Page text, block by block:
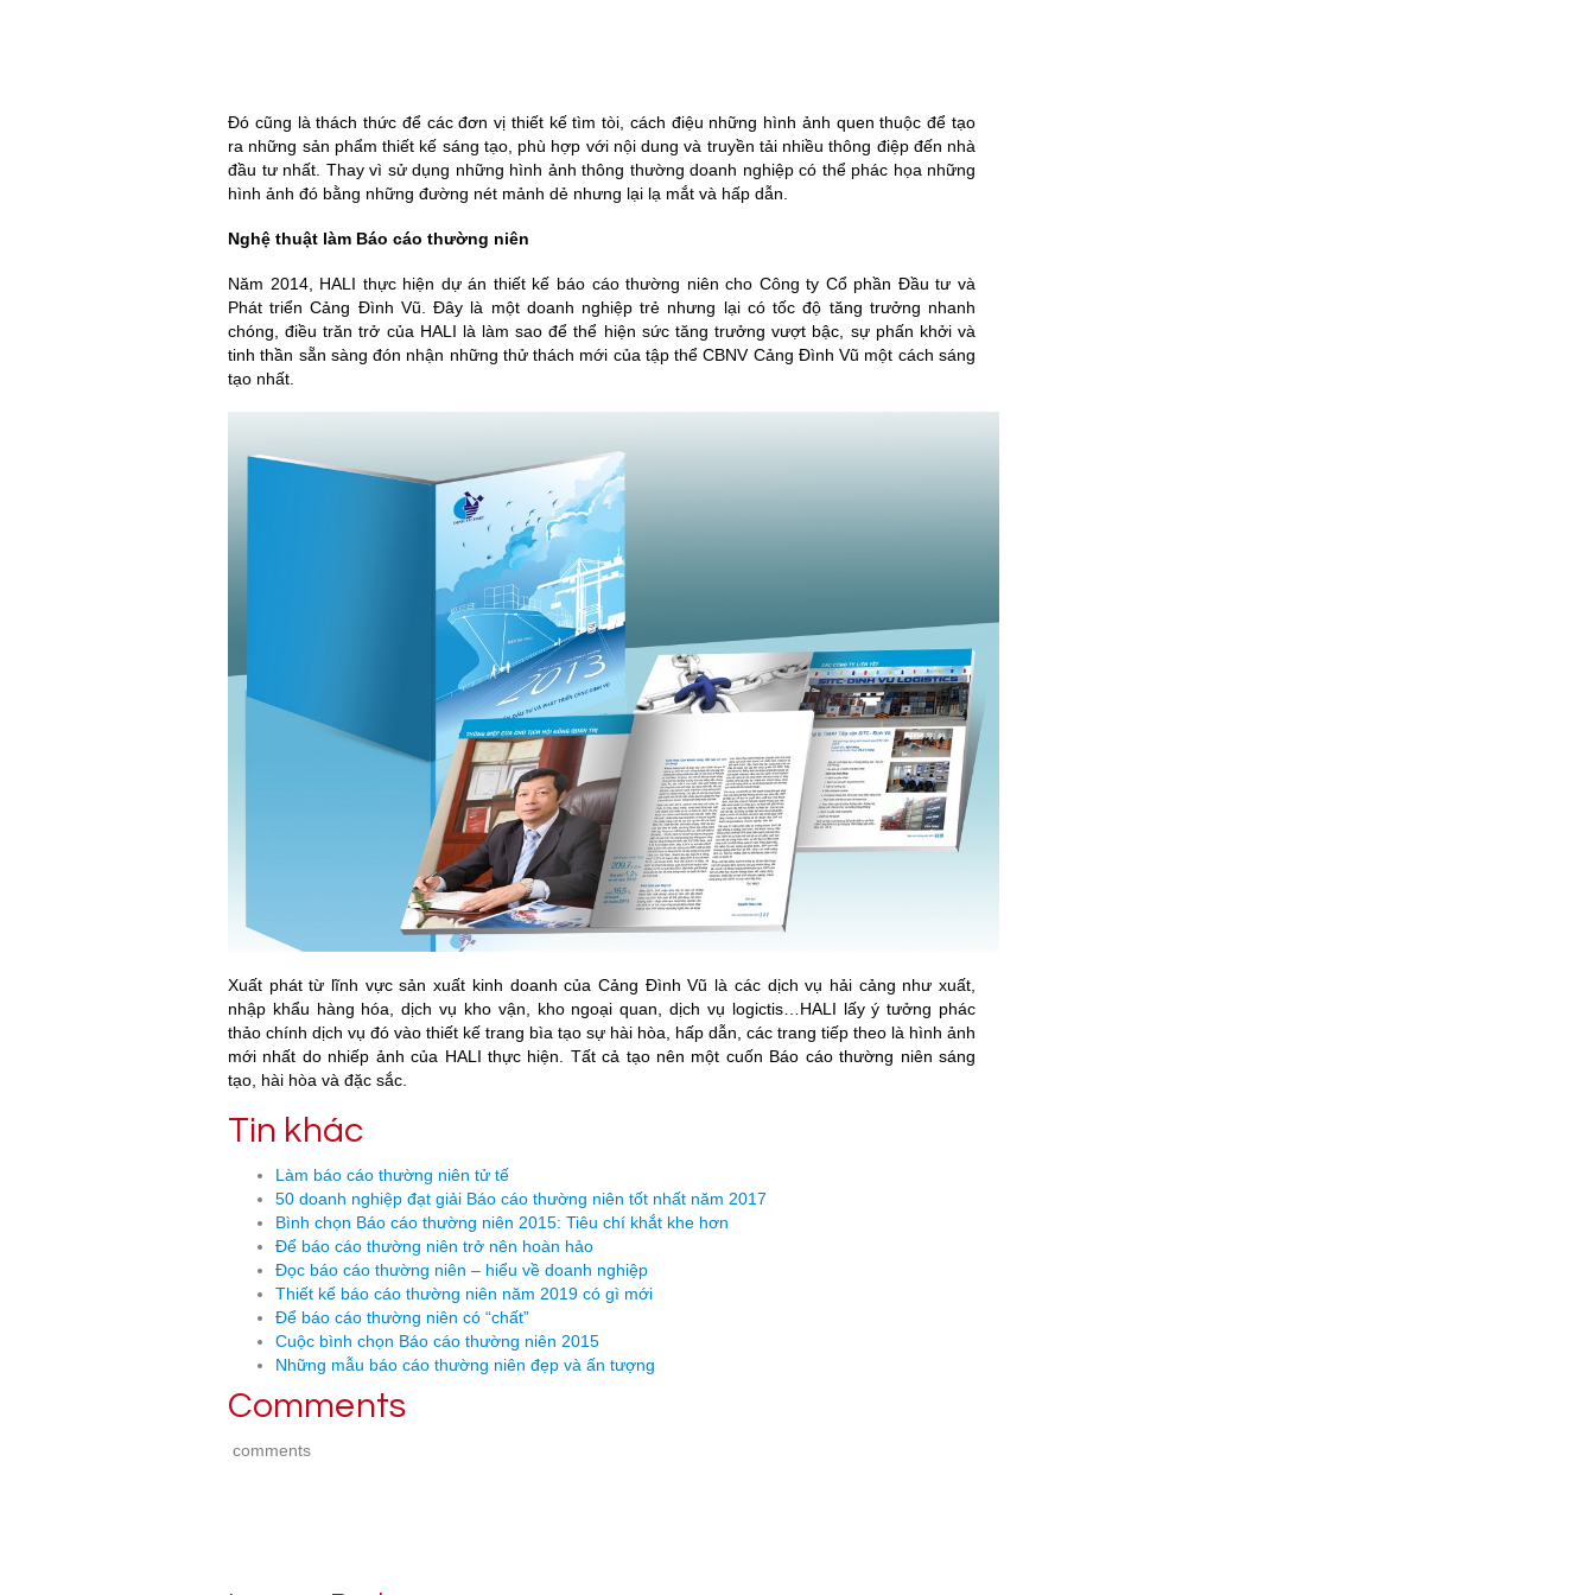
Đó cũng là thách thức để các đơn vị thiết kế tìm tòi, cách điệu những hình ảnh quen thuộc để tạo
ra những sản phẩm thiết kế sáng tạo, phù hợp với nội dung và truyền tải nhiều thông điệp đến nhà
đầu tư nhất. Thay vì sử dụng những hình ảnh thông thường doanh nghiệp có thể phác họa những
hình ảnh đó bằng những đường nét mảnh dẻ nhưng lại lạ mắt và hấp dẫn.
Nghệ thuật làm Báo cáo thường niên
Năm 2014, HALI thực hiện dự án thiết kế báo cáo thường niên cho Công ty Cổ phần Đầu tư và
Phát triển Cảng Đình Vũ. Đây là một doanh nghiệp trẻ nhưng lại có tốc độ tăng trưởng nhanh
chóng, điều trăn trở của HALI là làm sao để thể hiện sức tăng trưởng vượt bậc, sự phấn khởi và
tinh thần sẵn sàng đón nhận những thử thách mới của tập thể CBNV Cảng Đình Vũ một cách sáng
tạo nhất.
Xuất phát từ lĩnh vực sản xuất kinh doanh của Cảng Đình Vũ là các dịch vụ hải cảng như xuất,
nhập khẩu hàng hóa, dịch vụ kho vận, kho ngoại quan, dịch vụ logictis…HALI lấy ý tưởng phác
thảo chính dịch vụ đó vào thiết kế trang bìa tạo sự hài hòa, hấp dẫn, các trang tiếp theo là hình ảnh
mới nhất do nhiếp ảnh của HALI thực hiện. Tất cả tạo nên một cuốn Báo cáo thường niên sáng
tạo, hài hòa và đặc sắc.
Tin khác
Làm báo cáo thường niên tử tế
50 doanh nghiệp đạt giải Báo cáo thường niên tốt nhất năm 2017
Bình chọn Báo cáo thường niên 2015: Tiêu chí khắt khe hơn
Để báo cáo thường niên trở nên hoàn hảo
Đọc báo cáo thường niên – hiểu về doanh nghiệp
Thiết kế báo cáo thường niên năm 2019 có gì mới
Để báo cáo thường niên có “chất”
Cuộc bình chọn Báo cáo thường niên 2015
Những mẫu báo cáo thường niên đẹp và ấn tượng
Comments
comments